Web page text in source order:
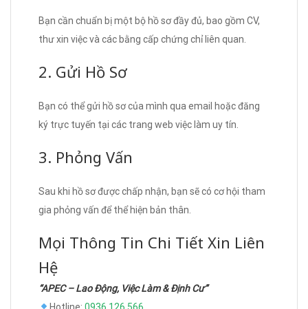
Bạn cần chuẩn bị một bộ hồ sơ đầy đủ, bao gồm CV,
thư xin việc và các bằng cấp chứng chỉ liên quan.
2. Gửi Hồ Sơ
Bạn có thể gửi hồ sơ của mình qua email hoặc đăng
ký trực tuyến tại các trang web việc làm uy tín.
3. Phỏng Vấn
Sau khi hồ sơ được chấp nhận, bạn sẽ có cơ hội tham
gia phỏng vấn để thể hiện bản thân.
Mọi Thông Tin Chi Tiết Xin Liên
Hệ
“APEC – Lao Động, Việc Làm & Định Cư”
Hotline: 0936 126 566